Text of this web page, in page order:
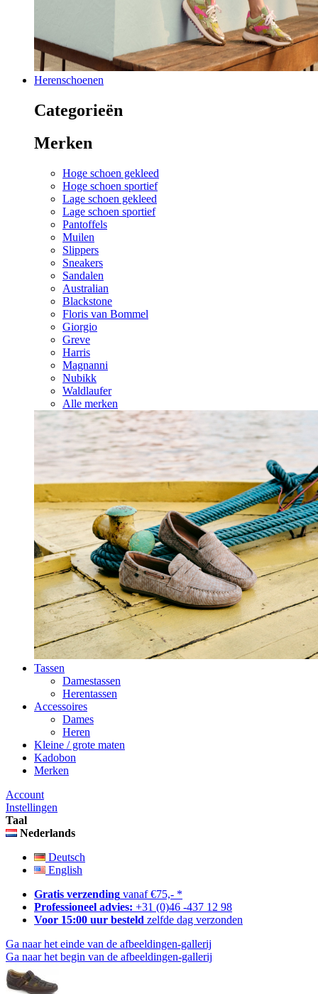
Herenschoenen
Categorieën
Merken
Hoge schoen gekleed
Hoge schoen sportief
Lage schoen gekleed
Lage schoen sportief
Pantoffels
Muilen
Slippers
Sneakers
Sandalen
Australian
Blackstone
Floris van Bommel
Giorgio
Greve
Harris
Magnanni
Nubikk
Waldlaufer
Alle merken
Tassen
Damestassen
Herentassen
Accessoires
Dames
Heren
Kleine / grote maten
Kadobon
Merken
Account
Instellingen
Taal
Nederlands
Deutsch
English
Gratis verzending vanaf €75,- *
Professioneel advies: +31 (0)46 -437 12 98
Voor 15:00 uur besteld zelfde dag verzonden
Ga naar het einde van de afbeeldingen-gallerij
Ga naar het begin van de afbeeldingen-gallerij